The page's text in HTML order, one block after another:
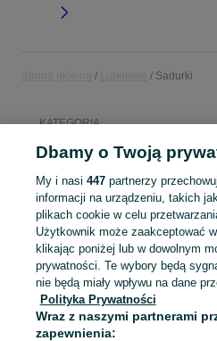
Sadurki
KATEGORIA
Popularne
ładowarka wynajem
Mapa kategorii
Mapa miejscowości
Mapa ministron
Dbamy o Twoją
My i nasi 447partnerzy
informacji na urządzeniu, takich
plikach cookie w celu
Użytkownik może zaakceptować
klikając poniżej lub w dowolnym
prywatności. Te wybory będą
nie będą miały wpływu na dane
Polityka Prywatności
Wraz z naszymi partnerami
zapewnienia: